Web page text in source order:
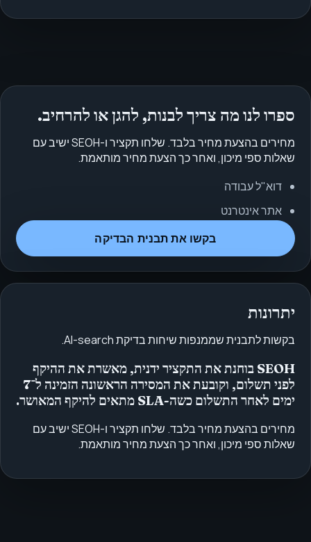
ספרו לנו מה צריך לבנות, להגן או להרחיב.
מחירים בהצעת מחיר בלבד. שלחו תקציר ו-SEOH ישיב עם
שאלות ספי מיכון, ואחר כך הצעת מחיר מותאמת.
דוא"ל עבודה
אתר אינטרנט
בקשו את תבנית הבדיקה
יתרונות
בקשות לתבנית שממנפות שיחות בדיקת AI-search.
SEOH בוחנת את התקציר ידנית, מאשרת את ההיקף
לפני תשלום, וקובעת את המסירה הראשונה הזמינה ל־7
ימים לאחר התשלום כשה-SLA מתאים להיקף המאושר.
מחירים בהצעת מחיר בלבד. שלחו תקציר ו-SEOH ישיב עם
שאלות ספי מיכון, ואחר כך הצעת מחיר מותאמת.